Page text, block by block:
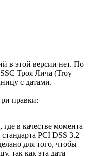
в этой версии нет. По
Троя Лича (Troy
с датами.
правки:
в качестве момента
PCI DSS 3.2
для того, чтобы
так как эта дата